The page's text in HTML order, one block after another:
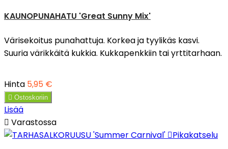
KAUNOPUNAHATU 'Great Sunny Mix'
Värisekoitus punahattuja. Korkea ja tyylikäs kasvi.
Suuria värikkäitä kukkia. Kukkapenkkiin tai yrttitarhaan.
Hinta 5,95 €
 Ostoskoriin
Lisää
 Varastossa
Pikakatselu